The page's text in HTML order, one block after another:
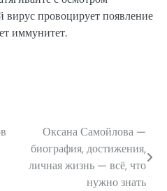
вирус провоцирует появление
иммунитет.
Оксана Самойлова —
биография, достижения,
личная жизнь — всё, что
нужно знать